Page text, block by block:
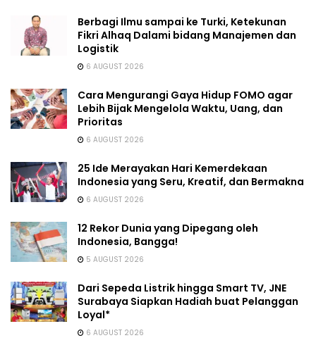
Berbagi Ilmu sampai ke Turki, Ketekunan
Fikri Alhaq Dalami bidang Manajemen dan
Logistik
6 AUGUST 2026
Cara Mengurangi Gaya Hidup FOMO agar
Lebih Bijak Mengelola Waktu, Uang, dan
Prioritas
6 AUGUST 2026
25 Ide Merayakan Hari Kemerdekaan
Indonesia yang Seru, Kreatif, dan Bermakna
6 AUGUST 2026
12 Rekor Dunia yang Dipegang oleh
Indonesia, Bangga!
5 AUGUST 2026
Dari Sepeda Listrik hingga Smart TV, JNE
Surabaya Siapkan Hadiah buat Pelanggan
Loyal*
6 AUGUST 2026